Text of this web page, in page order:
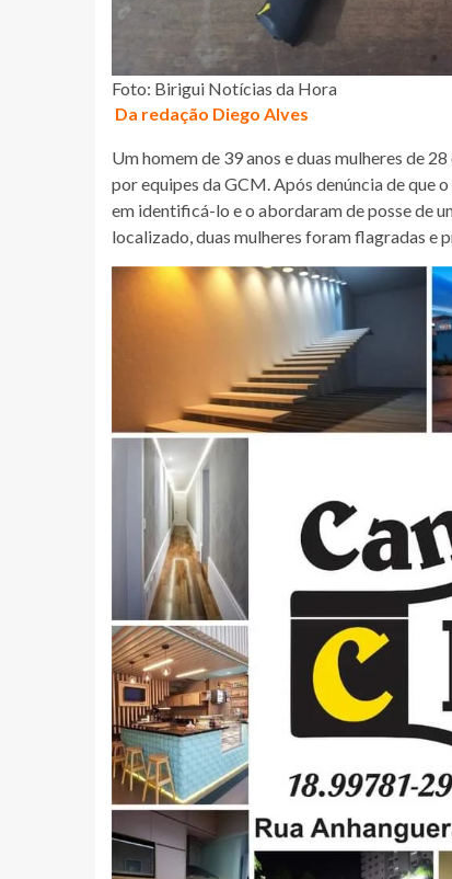
Foto: Birigui Notícias da Hora
Da redação Diego Alves
Um homem de 39 anos e duas mulheres de
por equipes da GCM. Após denúncia de que
em identificá-lo e o abordaram de posse de
localizado, duas mulheres foram flagradas e